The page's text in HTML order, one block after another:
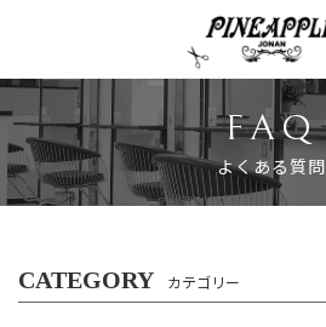
FAQ
よくある質問
CATEGORY カテゴリー